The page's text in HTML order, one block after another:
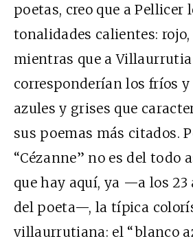
poetas, creo que a Pellicer
tonalidades calientes:
mientras que a
corresponderían los fríos y
azules y grises que
sus poemas más citados.
“Cézanne” no es del todo
que hay aquí, ya —a los 23
del poeta—, la típica
villaurrutiana: el “blanco